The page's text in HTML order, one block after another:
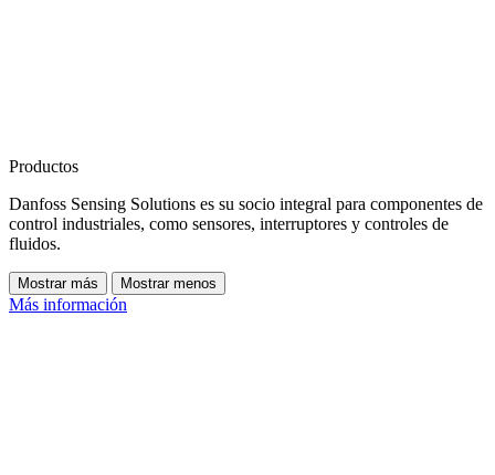
Productos
Danfoss Sensing Solutions es su socio integral para componentes de
control industriales, como sensores, interruptores y controles de
fluidos.
Mostrar más Mostrar menos
Más información